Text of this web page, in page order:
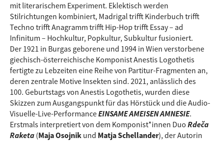
mit literarischem Experiment. Eklektisch werden
Stilrichtungen kombiniert, Madrigal trifft Kinderbuch trifft
Techno trifft Anagramm trifft Hip-Hop trifft Essay – ad
Infinitum – Hochkultur, Popkultur, Subkultur fusioniert.
Der 1921 in Burgas geborene und 1994 in Wien verstorbene
giechisch-österreichische Komponist Anestis Logothetis
fertigte zu Lebzeiten eine Reihe von Partitur-Fragmenten an,
deren zentrale Motive Insekten sind. 2021, anlässlich des
100. Geburtstags von Anestis Logothetis, wurden diese
Skizzen zum Ausgangspunkt für das Hörstück und die Audio-
Visuelle-Live-PerformanceEINSAME AMEISEN AMNESIE.
Erstmals interpretiert von dem Komponist*innen Duo Rdeča
Raketa (Maja Osojnik und Matja Schellander), der Autorin